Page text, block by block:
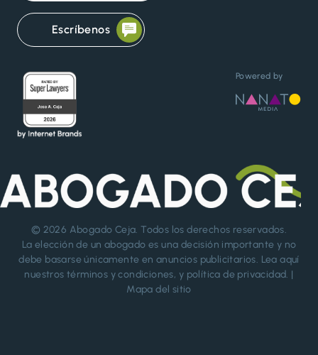
Escríbenos
Powered by
© 2026 Abogado Ceja. Todos los derechos reservados.
La elección de un abogado es una decisión importante y no
debe basarse únicamente en anuncios publicitarios. Lea aquí
nuestrostérminos y condiciones, y política de privacidad. |
Mapa del sitio